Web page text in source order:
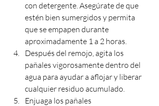
con detergente. Asegúrate de que
estén bien sumergidos y permita
que se empapen durante
aproximadamente 1 a 2 horas.
Después del remojo, agita los
pañales vigorosamente dentro del
agua para ayudar a aflojar y liberar
cualquier residuo acumulado.
Enjuaga los pañales